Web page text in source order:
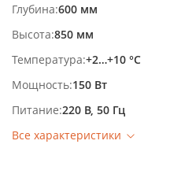
Глубина 600 мм
Высота 850 мм
Температура +2…+10 °С
Мощность 150 Вт
Питание 220 В, 50 Гц
Все характеристики